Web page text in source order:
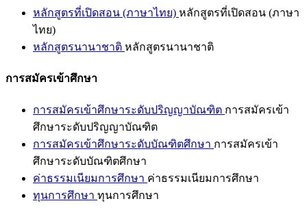
หลักสูตรที่เปิดสอน (ภาษาไทย) หลักสูตรที่เปิดสอน (ภาษา
ไทย)
หลักสูตรนานาชาติ หลักสูตรนานาชาติ
การสมัครเข้าศึกษา
การสมัครเข้าศึกษาระดับปริญญาบัณฑิต การสมัครเข้า
ศึกษาระดับปริญญาบัณฑิต
การสมัครเข้าศึกษาระดับบัณฑิตศึกษา การสมัครเข้า
ศึกษาระดับบัณฑิตศึกษา
ค่าธรรมเนียมการศึกษา ค่าธรรมเนียมการศึกษา
ทุนการศึกษา ทุนการศึกษา